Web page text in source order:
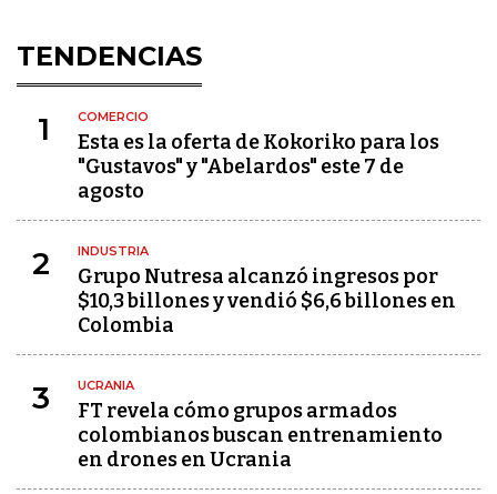
TENDENCIAS
1 COMERCIO
Esta es la oferta de Kokoriko para los
"Gustavos" y "Abelardos" este 7 de
agosto
2 INDUSTRIA
Grupo Nutresa alcanzó ingresos por
$10,3 billones y vendió $6,6 billones en
Colombia
3 UCRANIA
FT revela cómo grupos armados
colombianos buscan entrenamiento
en drones en Ucrania